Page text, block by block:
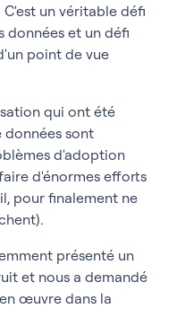
un véritable défi
données et un défi
point de vue
qui ont été
sont
d'adoption
d'énormes efforts
pour finalement ne
présenté un
et nous a demandé
œuvre dans la